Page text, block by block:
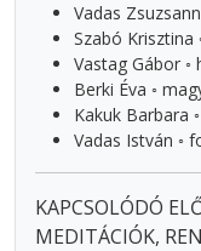
Vadas
Szabó Krisztina
Vastag Gábor ◦
Berki Éva ◦
Kakuk Barbara
Vadas István ◦
KAPCSOLÓDÓ
MEDITÁCIÓK,